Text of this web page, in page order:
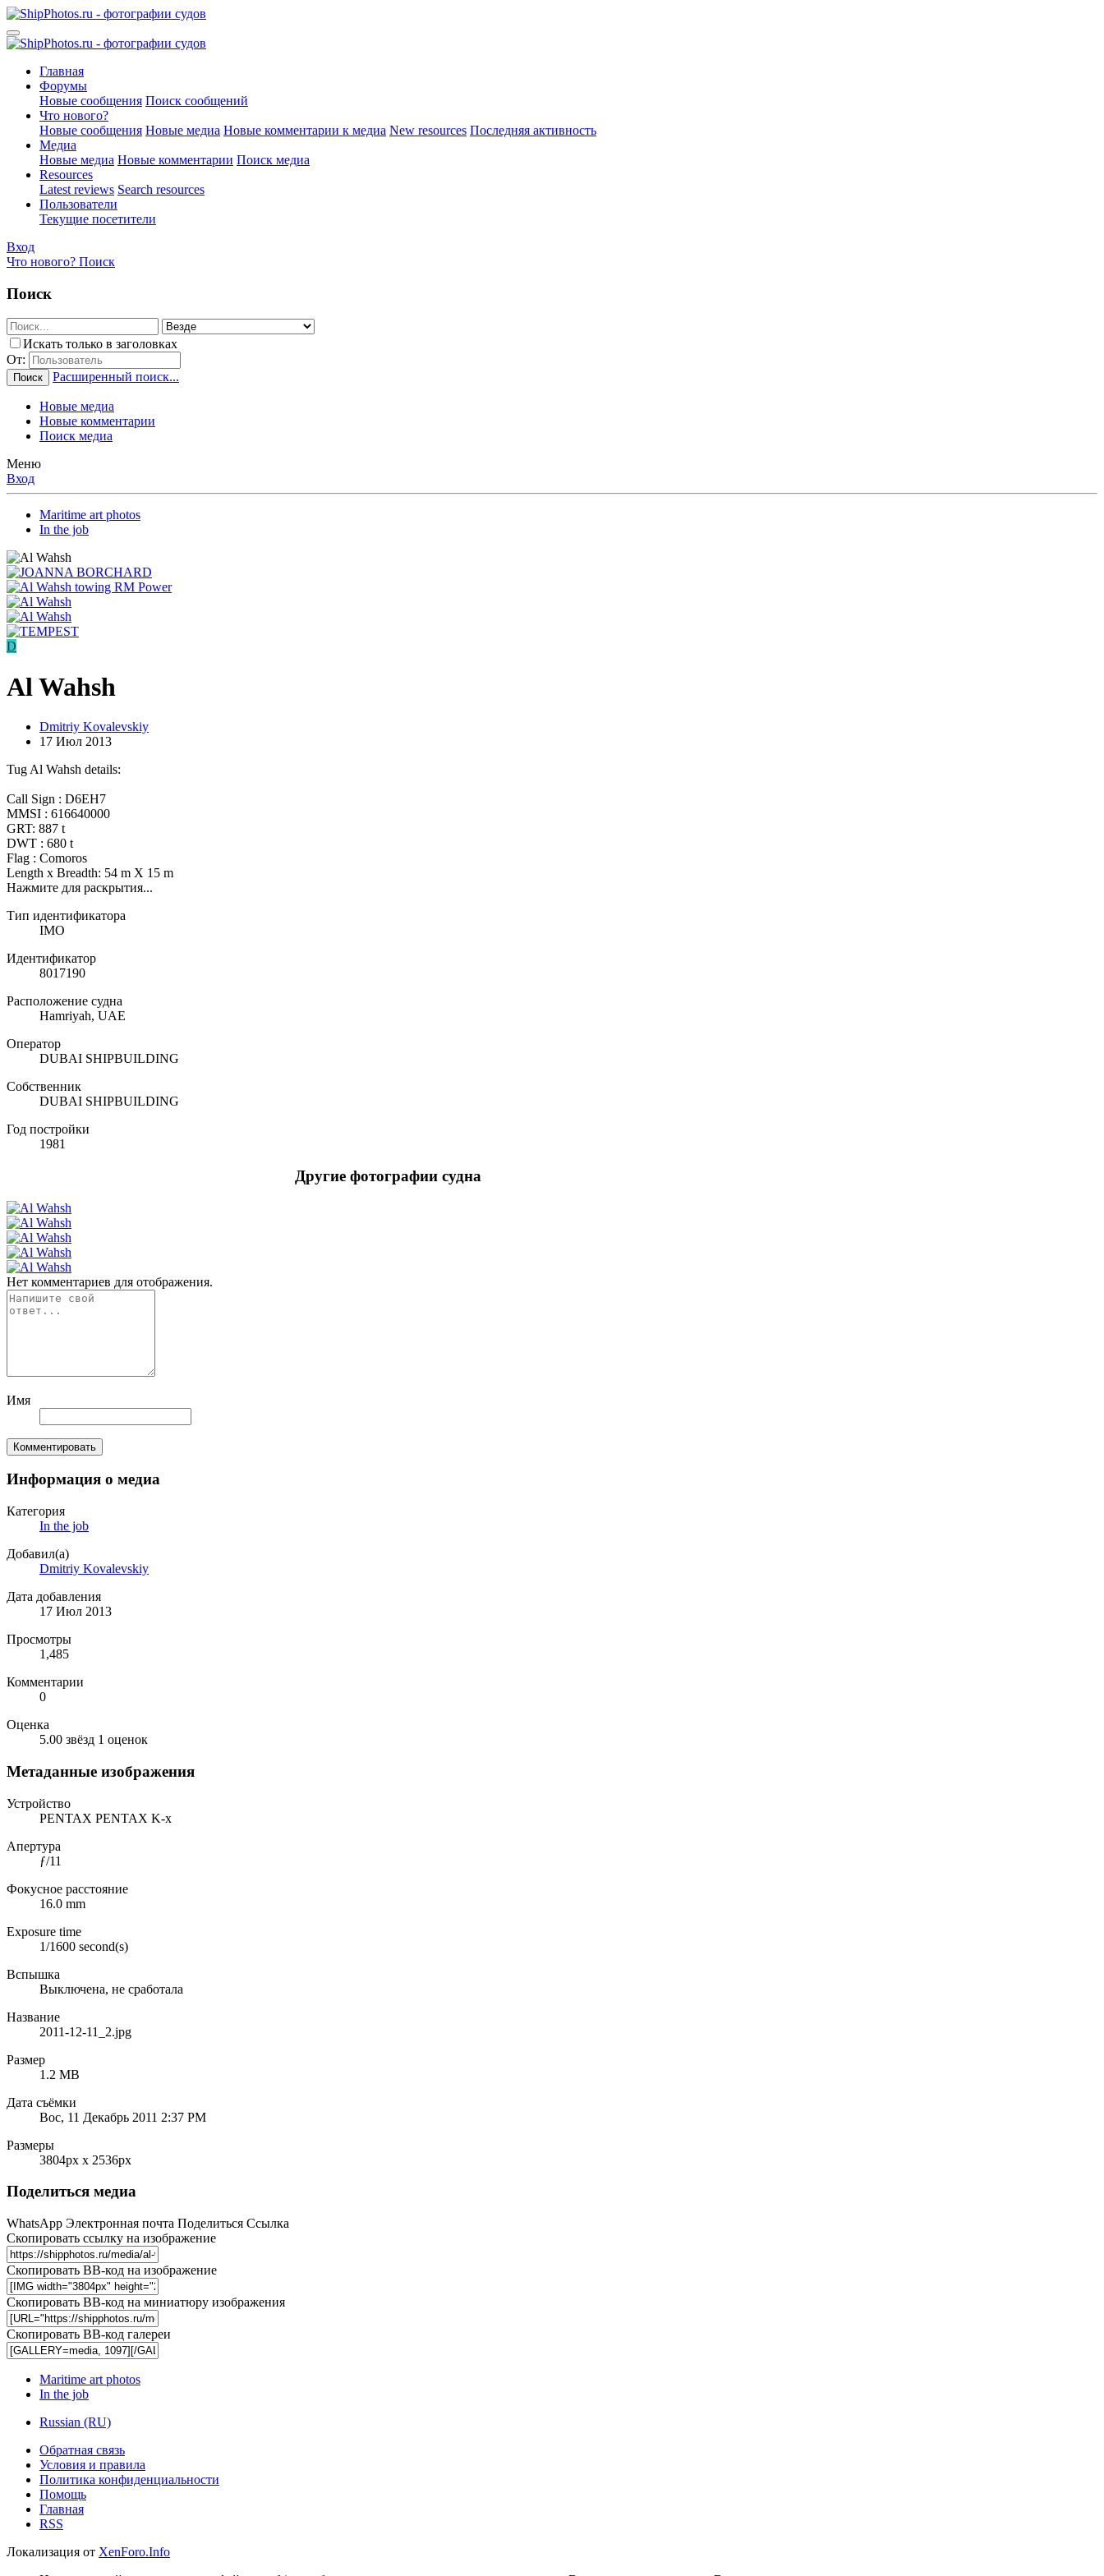
Главная
Форумы
Новые сообщения Поиск сообщений
Что нового?
Новые сообщения Новые медиа Новые комментарии к медиа New resources Последняя активность
Медиа
Новые медиа Новые комментарии Поиск медиа
Resources
Latest reviews Search resources
Пользователи
Текущие посетители
Вход
Что нового? Поиск
Поиск
Искать только в заголовках
От:
Поиск Расширенный поиск...
Новые медиа
Новые комментарии
Поиск медиа
Меню
Вход
Maritime art photos
In the job
D
Al Wahsh
Dmitriy Kovalevskiy
17 Июл 2013
Tug Al Wahsh details:
Call Sign : D6EH7
MMSI : 616640000
GRT: 887 t
DWT : 680 t
Flag : Comoros
Length x Breadth: 54 m X 15 m
Нажмите для раскрытия...
Тип идентификатора
IMO
Идентификатор
8017190
Расположение судна
Hamriyah, UAE
Оператор
DUBAI SHIPBUILDING
Собственник
DUBAI SHIPBUILDING
Год постройки
1981
Другие фотографии судна
Нет комментариев для отображения.
Имя
Комментировать
Информация о медиа
Категория
In the job
Добавил(а)
Dmitriy Kovalevskiy
Дата добавления
17 Июл 2013
Просмотры
1,485
Комментарии
0
Оценка
5.00 звёзд 1 оценок
Метаданные изображения
Устройство
PENTAX PENTAX K-x
Апертура
ƒ/11
Фокусное расстояние
16.0 mm
Exposure time
1/1600 second(s)
Вспышка
Выключена, не сработала
Название
2011-12-11_2.jpg
Размер
1.2 MB
Дата съёмки
Вос, 11 Декабрь 2011 2:37 PM
Размеры
3804px x 2536px
Поделиться медиа
WhatsApp Электронная почта Поделиться Ссылка
Скопировать ссылку на изображение
Скопировать BB-код на изображение
Скопировать BB-код на миниатюру изображения
Скопировать BB-код галереи
Maritime art photos
In the job
Russian (RU)
Обратная связь
Условия и правила
Политика конфиденциальности
Помощь
Главная
RSS
Локализация от XenForo.Info